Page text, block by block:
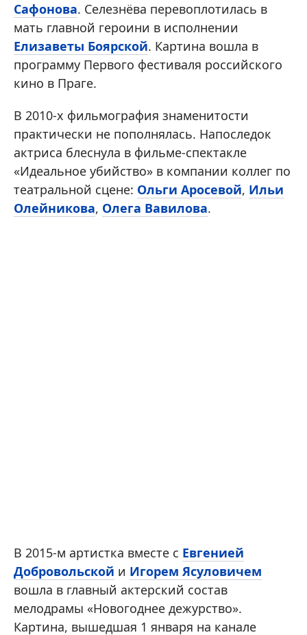
Сафонова. Селезнёва перевоплотилась в
мать главной героини в исполнении
Елизаветы Боярской. Картина вошла в
программу Первого фестиваля российского
кино в Праге.
В 2010-х фильмография знаменитости
практически не пополнялась. Напоследок
актриса блеснула в фильме-спектакле
«Идеальное убийство» в компании коллег по
театральной сцене: Ольги Аросевой, Ильи
Олейникова, Олега Вавилова.
В 2015-м артистка вместе с Евгенией
Добровольской и Игорем Ясуловичем
вошла в главный актерский состав
мелодрамы «Новогоднее дежурство».
Картина, вышедшая 1 января на канале